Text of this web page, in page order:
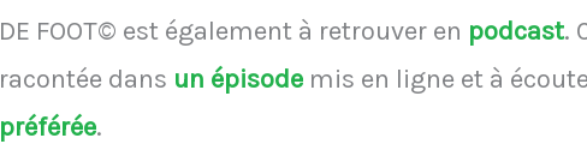
DE FOOT© est également à retrouver en podcast.
racontée dans un épisode mis en ligne et à
préférée.